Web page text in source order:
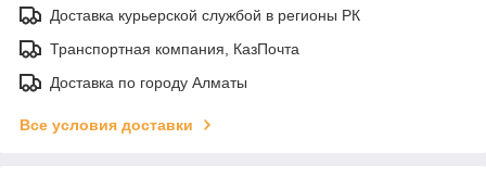
Доставка курьерской службой в регионы РК
Транспортная компания, КазПочта
Доставка по городу Алматы
Все условия доставки